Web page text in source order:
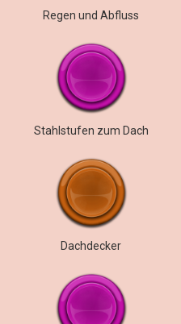
Regen und Abfluss
Stahlstufen zum Dach
Dachdecker